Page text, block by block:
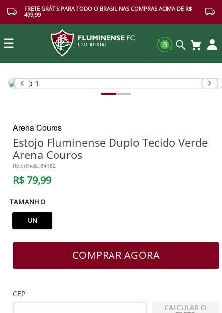
FRETE GRÁTIS PARA TODO O BRASIL NAS COMPRAS ACIMA DE R$
499,99
☰
Buscar
Arena Couros
Estojo Fluminense Duplo Tecido Verde
Arena Couros
Referência: 64162
R$ 79,99
TAMANHO
UN
COMPRAR AGORA
CEP
CALCULAR O